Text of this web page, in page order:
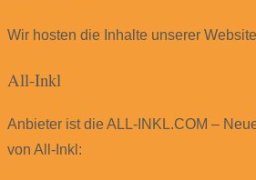
Wir hosten die Inhalte unserer
All-Inkl
Anbieter ist die ALL-INKL.COM –
von All-Inkl: